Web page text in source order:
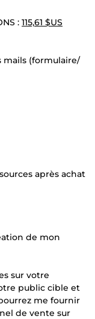
: 115,61 $US
mails (formulaire/
après achat
de mon
sur votre
public cible et
me fournir
de vente sur